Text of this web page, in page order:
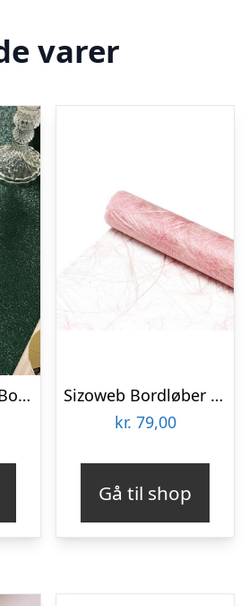
varer
Glitter Premium Bordløber Fyrretræsgrøn
Sizoweb Bordløber Lyserød
kr. 79,00
Gå til shop